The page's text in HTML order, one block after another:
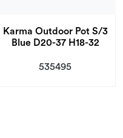
Karma Outdoor Pot S/3
Blue D20-37 H18-32
535495